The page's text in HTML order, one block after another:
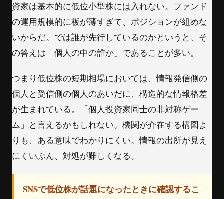
資家は基本的に低位小型株には入れない。ファンド
の運用規模的に板が薄すぎて、ポジションが組めな
いからだ。では誰が先行しているのかというと、そ
の答えは「個人の中の誰か」であることが多い。
つまり低位株の短期相場においては、情報発信側の
個人と受信側の個人のあいだに、構造的な情報格差
が生まれている。「個人投資家同士の非対称ゲー
ム」と言えるかもしれない。機関が介在する構図よ
りも、ある意味でわかりにくい。情報の出所が見え
にくいぶん、対処が難しくなる。
SNSで低位株が話題になったときに確認するこ